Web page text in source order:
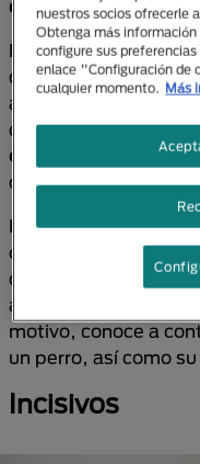
cosas con su hocico
Por tal motivo, te
dientes tiene un
así como la manera
dentadura. Por
consejos para
calidad de PURINA®.
Entendiendo quelos
que cuentan con los
dentales que
animales herbívoros
motivo, conoce a
un perro, así como
Incisivos
nuestros socios ofrecerle
Obtenga más información
configure sus
enlace "Configuración de
cualquier momento.
Más